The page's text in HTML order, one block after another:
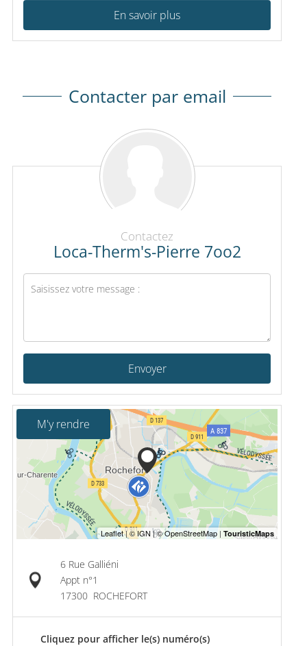
En savoir plus
Contacter par email
Contactez
Loca-Therm's-Pierre 7oo2
Envoyer
M'y rendre
6 Rue Galliéni
Appt n°1
17300 ROCHEFORT
Cliquez pour afficher le(s) numéro(s)